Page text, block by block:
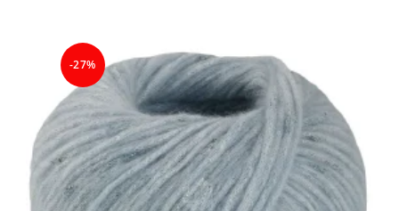
-27%